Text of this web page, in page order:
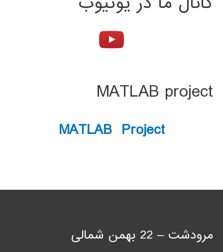
MATLAB project
MATLAB Project
مرودشت – 22 بهمن شمالی